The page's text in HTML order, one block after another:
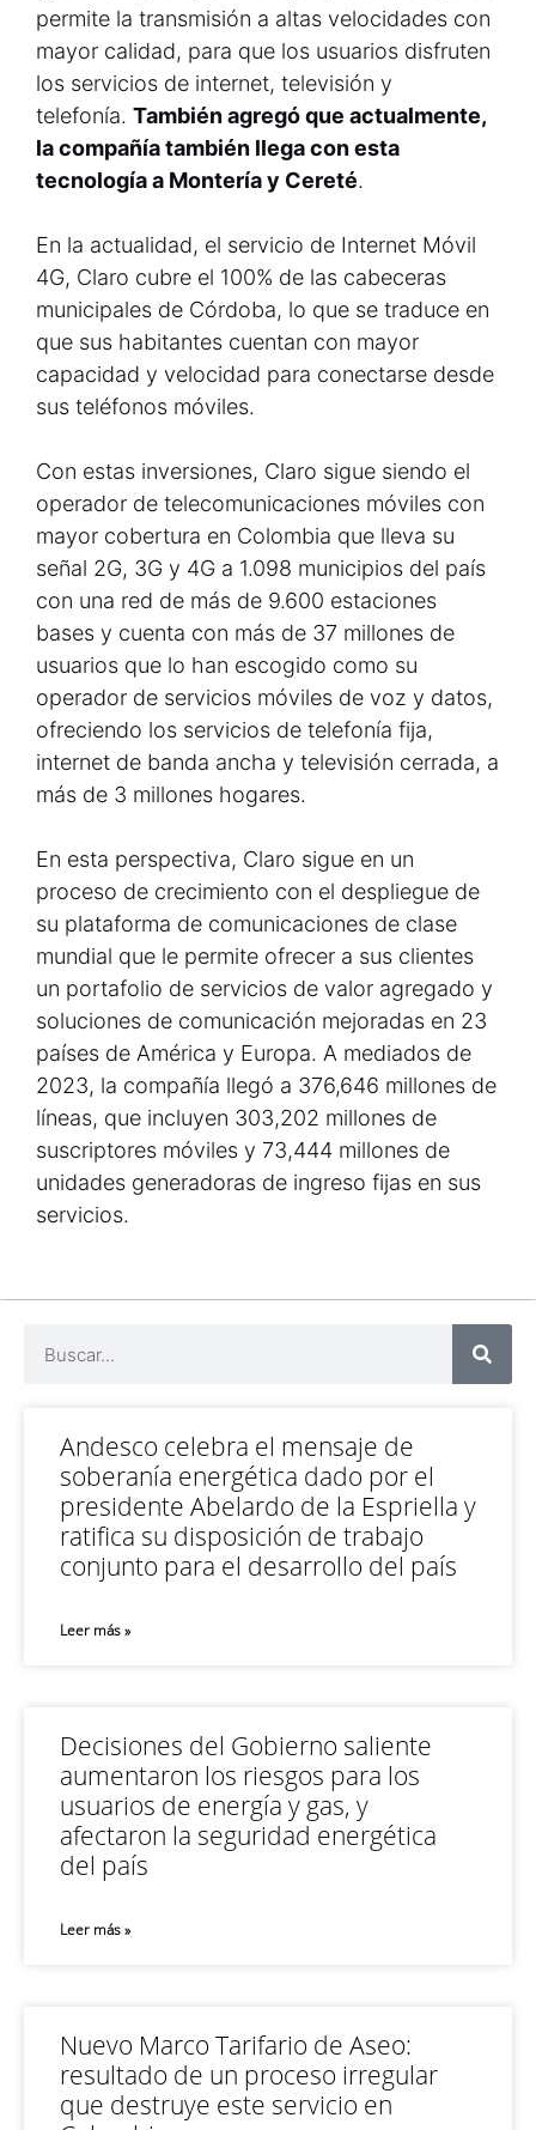
permite la transmisión a altas velocidades con
mayor calidad, para que los usuarios disfruten
los servicios de internet, televisión y
telefonía. También agregó que actualmente,
la compañía también llega con esta
tecnología a Montería y Cereté.
En la actualidad, el servicio de Internet Móvil
4G, Claro cubre el 100% de las cabeceras
municipales de Córdoba, lo que se traduce en
que sus habitantes cuentan con mayor
capacidad y velocidad para conectarse desde
sus teléfonos móviles.
Con estas inversiones, Claro sigue siendo el
operador de telecomunicaciones móviles con
mayor cobertura en Colombia que lleva su
señal 2G, 3G y 4G a 1.098 municipios del país
con una red de más de 9.600 estaciones
bases y cuenta con más de 37 millones de
usuarios que lo han escogido como su
operador de servicios móviles de voz y datos,
ofreciendo los servicios de telefonía fija,
internet de banda ancha y televisión cerrada, a
más de 3 millones hogares.
En esta perspectiva, Claro sigue en un
proceso de crecimiento con el despliegue de
su plataforma de comunicaciones de clase
mundial que le permite ofrecer a sus clientes
un portafolio de servicios de valor agregado y
soluciones de comunicación mejoradas en 23
países de América y Europa. A mediados de
2023, la compañía llegó a 376,646 millones de
líneas, que incluyen 303,202 millones de
suscriptores móviles y 73,444 millones de
unidades generadoras de ingreso fijas en sus
servicios.
Andesco celebra el mensaje de
soberanía energética dado por el
presidente Abelardo de la Espriella y
ratifica su disposición de trabajo
conjunto para el desarrollo del país
Leer más »
Decisiones del Gobierno saliente
aumentaron los riesgos para los
usuarios de energía y gas, y
afectaron la seguridad energética
del país
Leer más »
Nuevo Marco Tarifario de Aseo:
resultado de un proceso irregular
que destruye este servicio en